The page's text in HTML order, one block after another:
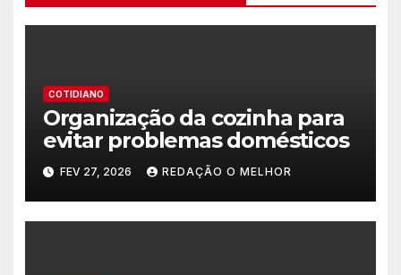
COTIDIANO
Organização da cozinha para
evitar problemas domésticos
FEV 27, 2026 REDAÇÃO O MELHOR